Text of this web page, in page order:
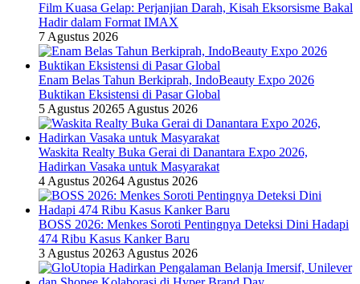
Film Kuasa Gelap: Perjanjian Darah, Kisah Eksorsisme Bakal
Hadir dalam Format IMAX
7 Agustus 2026
Enam Belas Tahun Berkiprah, IndoBeauty Expo 2026
Buktikan Eksistensi di Pasar Global
5 Agustus 20265 Agustus 2026
Waskita Realty Buka Gerai di Danantara Expo 2026,
Hadirkan Vasaka untuk Masyarakat
4 Agustus 20264 Agustus 2026
BOSS 2026: Menkes Soroti Pentingnya Deteksi Dini Hadapi
474 Ribu Kasus Kanker Baru
3 Agustus 20263 Agustus 2026